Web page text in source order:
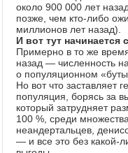
около 900 000 лет
позже, чем кто-либо
миллионов лет назад).
И вот тут начинается
Примерно в то же
назад — численность
о популяционном
Но вот что заставляет
популяция, борясь за
который затрудняет
100 %, среди
неандертальцев,
— и все это без какой-